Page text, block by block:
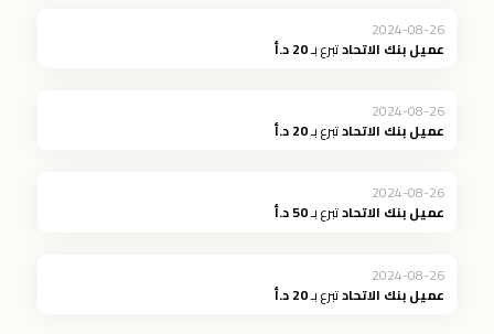
2024-08-26
عميل بنك الاتحادتبرع بـ20 د.أ
2024-08-26
عميل بنك الاتحادتبرع بـ20 د.أ
2024-08-26
عميل بنك الاتحادتبرع بـ50 د.أ
2024-08-26
عميل بنك الاتحادتبرع بـ20 د.أ